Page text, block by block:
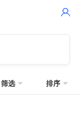
筛选 排序